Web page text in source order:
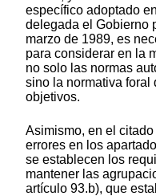
específico adoptado
delegada el Gobierno
marzo de 1989, es
para considerar en la
no solo las normas
sino la normativa foral
objetivos.
Asimismo, en el
errores en los
se establecen los
mantener las
artículo 93.b), que